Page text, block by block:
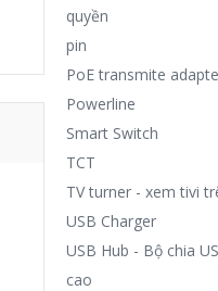
quyền
pin
PoE transmite
Powerline
Smart Switch
TCT
TV turner - xem tivi
USB Charger
USB Hub - Bộ chia
cao